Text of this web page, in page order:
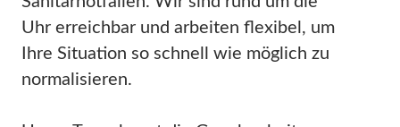
Uhr erreichbar und arbeiten flexibel, um
Ihre Situation so schnell wie möglich zu
normalisieren.